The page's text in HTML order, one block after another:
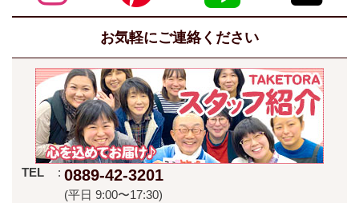
お気軽にご連絡ください
TEL 0889-42-3201
(平日 9:00〜17:30)